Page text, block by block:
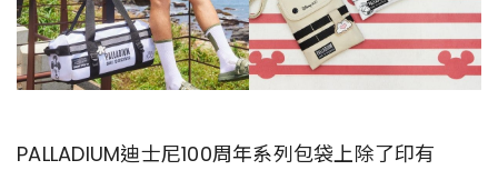
PALLADIUM迪士尼100周年系列包袋上除了印有